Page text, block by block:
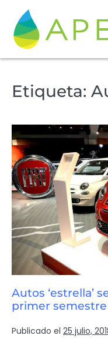
Etiqueta:
Autos ‘estrella’
primer
Publicado el 25 julio,